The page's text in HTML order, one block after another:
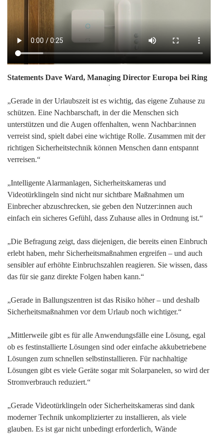
for:
Statements Dave Ward, Managing Director Europa bei Ring
„Gerade in der Urlaubszeit ist es wichtig, das eigene Zuhause zu
schützen. Eine Nachbarschaft, in der die Menschen sich
unterstützen und die Augen offenhalten, wenn Nachbar:innen
verreist sind, spielt dabei eine wichtige Rolle. Zusammen mit der
richtigen Sicherheitstechnik können Menschen dann entspannt
verreisen.“
„Intelligente Alarmanlagen, Sicherheitskameras und
Videotürklingeln sind nicht nur sichtbare Maßnahmen um
Einbrecher abzuschrecken, sie geben den Nutzer:innen auch
einfach ein sicheres Gefühl, dass Zuhause alles in Ordnung ist.“
„Die Befragung zeigt, dass diejenigen, die bereits einen Einbruch
erlebt haben, mehr Sicherheitsmaßnahmen ergreifen – und auch
sensibler auf erhöhte Einbruchszahlen reagieren. Sie wissen, dass
das für sie ganz direkte Folgen haben kann.“
„Gerade in Ballungszentren ist das Risiko höher – und deshalb
Sicherheitsmaßnahmen vor dem Urlaub noch wichtiger.“
„Mittlerweile gibt es für alle Anwendungsfälle eine Lösung, egal
ob es festinstallierte Lösungen sind oder einfache akkubetriebene
Lösungen zum schnellen selbstinstallieren. Für nachhaltige
Lösungen gibt es viele Geräte sogar mit Solarpanelen, so wird der
Stromverbrauch reduziert.“
„Gerade Videotürklingeln oder Sicherheitskameras sind dank
moderner Technik unkomplizierter zu installieren, als viele
glauben. Es ist gar nicht unbedingt erforderlich, Wände